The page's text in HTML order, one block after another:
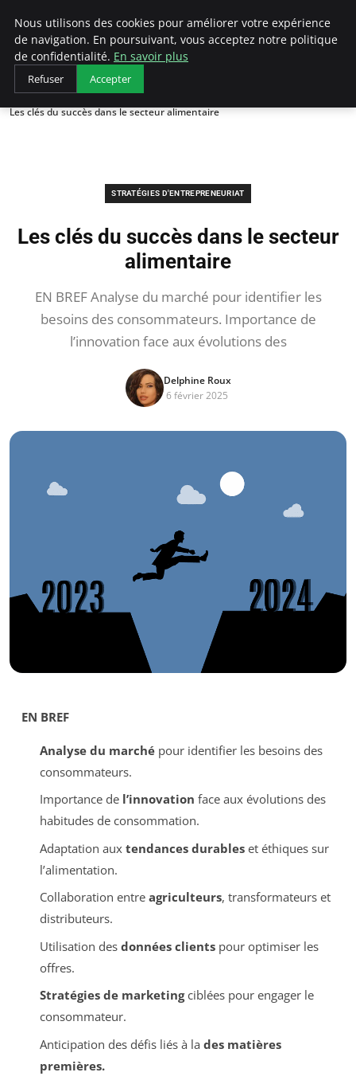
LECFCM
Accueil
Stratégies d'entrepreneuriat
Les clés du succès dans le secteur alimentaire
STRATÉGIES D'ENTREPRENEURIAT
Les clés du succès dans le secteur
alimentaire
EN BREF Analyse du marché pour identifier les
besoins des consommateurs. Importance de
l’innovation face aux évolutions des
Delphine Roux
6 février 2025
EN BREF
Analyse du marchépour identifier les besoins des
consommateurs.
Importance de l’innovation face aux évolutions des
habitudes de consommation.
Adaptation aux tendances durableset éthiques sur
l’alimentation.
Collaboration entre agriculteurs, transformateurs et
distributeurs.
Utilisation des données clientspour optimiser les
offres.
Stratégies de marketingciblées pour engager le
consommateur.
Anticipation des défis liés à la des matières
premières.
Nous utilisons des cookies pour améliorer votre expérience
de navigation. En poursuivant, vous acceptez notre politique
de confidentialité. En savoir plus
Refuser Accepter